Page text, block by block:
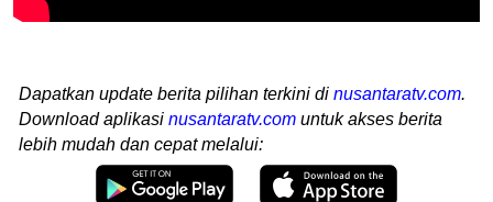
Dapatkan update berita pilihan terkini di nusantaratv.com.
Download aplikasi nusantaratv.com untuk akses berita
lebih mudah dan cepat melalui: